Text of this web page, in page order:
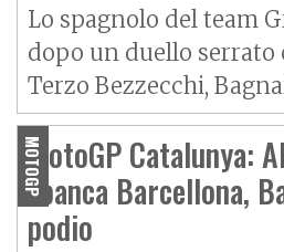
Lo spagnolo del team
dopo un duello serrato
Terzo Bezzecchi,
MOTOGP
MotoGP Catalunya:
sbanca Barcellona,
podio